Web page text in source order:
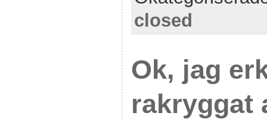
closed
Ok, jag